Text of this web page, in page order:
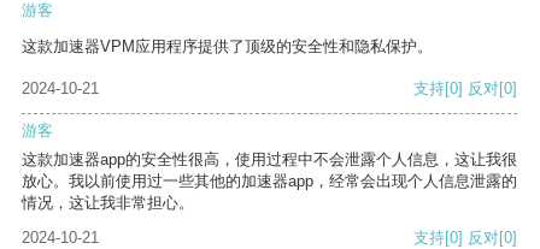
游客
这款加速器VPM应用程序提供了顶级的安全性和隐私保护。
2024-10-21 支持[0] 反对[0]
游客
这款加速器app的安全性很高，使用过程中不会泄露个人信息，这让我很
放心。我以前使用过一些其他的加速器app，经常会出现个人信息泄露的
情况，这让我非常担心。
2024-10-21
支持[0] 反对[0]